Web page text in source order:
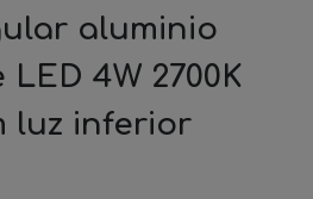
aluminio
4W 2700K
luz inferior